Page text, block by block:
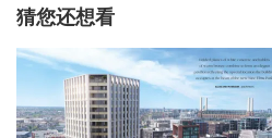
279 The Broadway, 伦敦, SW19 1SD, 英国
猜您还想看